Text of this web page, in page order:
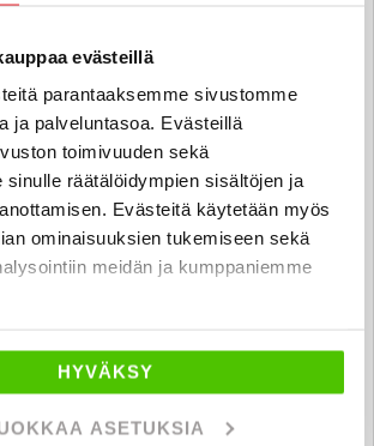
evästeillä
parantaaksemme sivustomme
ja palveluntasoa. Evästeillä
toimivuuden sekä
sinulle räätälöidympien sisältöjen ja
Evästeitä käytetään myös
ominaisuuksien tukemiseen sekä
meidän ja kumppaniemme
HYVÄKSY
ASETUKSIA
Oittinen
FI | EN
711 3991
FI | EN